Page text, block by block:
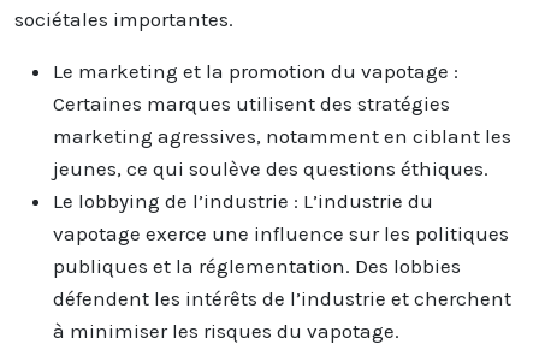
sociétales importantes.
Le marketing et la promotion du vapotage :
Certaines marques utilisent des stratégies
marketing agressives, notamment en ciblant les
jeunes, ce qui soulève des questions éthiques.
Le lobbying de l’industrie : L’industrie du
vapotage exerce une influence sur les politiques
publiques et la réglementation. Des lobbies
défendent les intérêts de l’industrie et cherchent
à minimiser les risques du vapotage.